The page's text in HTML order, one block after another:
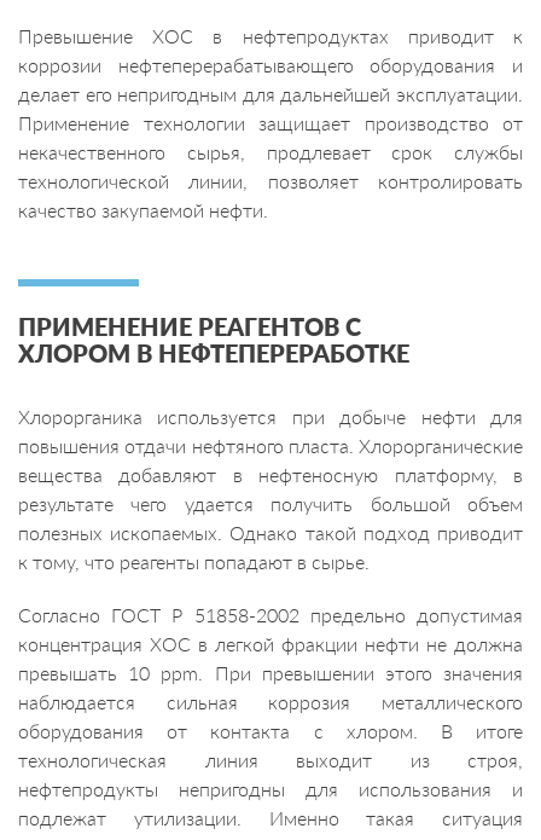
Превышение ХОС в нефтепродуктах приводит к
коррозии нефтеперерабатывающего оборудования и
делает его непригодным для дальнейшей эксплуатации.
Применение технологии защищает производство от
некачественного сырья, продлевает срок службы
технологической линии, позволяет контролировать
качество закупаемой нефти.
ПРИМЕНЕНИЕ РЕАГЕНТОВ С
ХЛОРОМ В НЕФТЕПЕРЕРАБОТКЕ
Хлорорганика используется при добыче нефти для
повышения отдачи нефтяного пласта. Хлорорганические
вещества добавляют в нефтеносную платформу, в
результате чего удается получить большой объем
полезных ископаемых. Однако такой подход приводит
к тому, что реагенты попадают в сырье.
Согласно ГОСТ Р 51858-2002 предельно допустимая
концентрация ХОС в легкой фракции нефти не должна
превышать 10 ppm. При превышении этого значения
наблюдается сильная коррозия металлического
оборудования от контакта с хлором. В итоге
технологическая линия выходит из строя,
нефтепродукты непригодны для использования и
подлежат утилизации. Именно такая ситуация